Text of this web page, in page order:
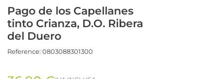
Pago de los Capellanes
tinto Crianza, D.O. Ribera
del Duero
Reference: 0803088301300